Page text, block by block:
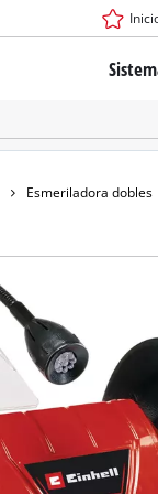
El
Sobre
Todos
Esmeriladora dobles